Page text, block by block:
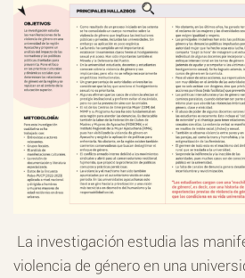
La investigación estudia las
violencia de género en una